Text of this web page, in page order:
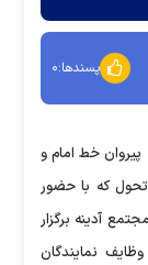
پسندها:۰
خط امام و
که با حضور
آدینه برگزار
نه وظایف نمایندگان